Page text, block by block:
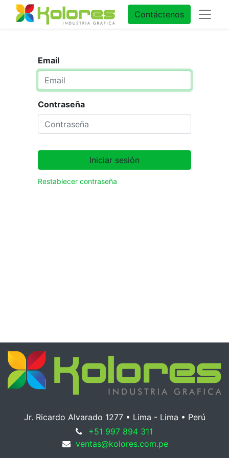
Contáctenos
Email
Contraseña
Iniciar sesión
Restablecer contraseña
Jr. Ricardo Alvarado 1277 • Lima - Lima • Perú
+51 997 894 311
ventas@kolores.com.pe